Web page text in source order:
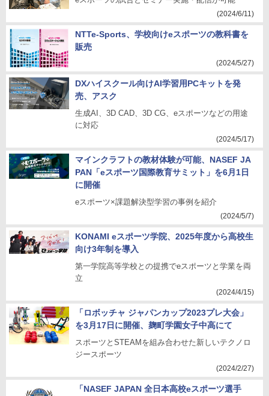
(2024/6/11)
NTTe-Sports、学校向けeスポーツの教科書を
販売
(2024/5/27)
DXハイスクール向けAI学習用PCキットを発
売、アスク
生成AI、3D CAD、3D CG、eスポーツなどの用途
に対応
(2024/5/17)
マインクラフトの教材体験が可能、NASEF JA
PAN「eスポーツ国際教育サミット」を6月1日
に開催
eスポーツ×課題解決型学習の事例を紹介
(2024/5/7)
KONAMI eスポーツ学院、2025年度から高校生
向け3年制を導入
第一学院高等学校との提携でeスポーツと学業を両
立
(2024/4/15)
「ロボッチャ ジャパンカップ2023プレ大会」
を3月17日に開催、麹町学園女子中高にて
スポーツとSTEAMを組み合わせた新しいテクノロ
ジースポーツ
(2024/2/27)
「NASEF JAPAN 全日本高校eスポーツ選手